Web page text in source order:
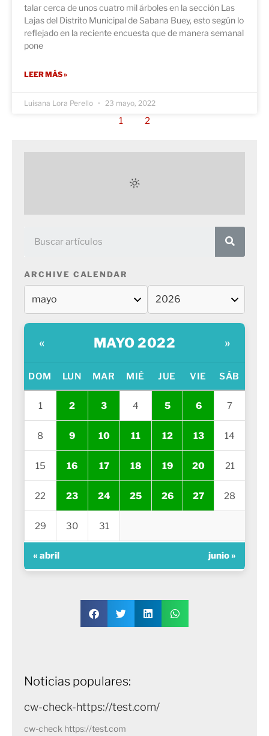
talar cerca de unos cuatro mil árboles en la sección Las
Lajas del Distrito Municipal de Sabana Buey, esto según lo
reflejado en la reciente encuesta que de manera semanal
pone
LEER MÁS »
Luisana Lora Perello 23 mayo, 2022
1 2
ARCHIVE CALENDAR
« MAYO 2022 »
DOM LUN MAR MIÉ JUE VIE SÁB
1 2 3 4 5 6 7
8 9 10 11 12 13 14
15 16 17 18 19 20 21
22 23 24 25 26 27 28
29 30 31
« abril junio »
Noticias populares:
cw-check-https://test.com/
cw-check https://test.com